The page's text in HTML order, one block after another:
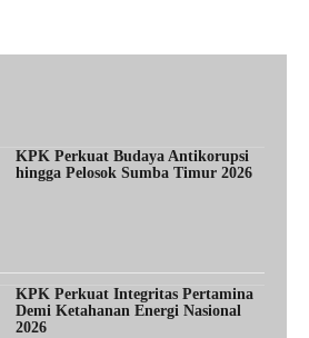
KPK Perkuat Budaya Antikorupsi
hingga Pelosok Sumba Timur 2026
KPK Perkuat Integritas Pertamina
Demi Ketahanan Energi Nasional
2026